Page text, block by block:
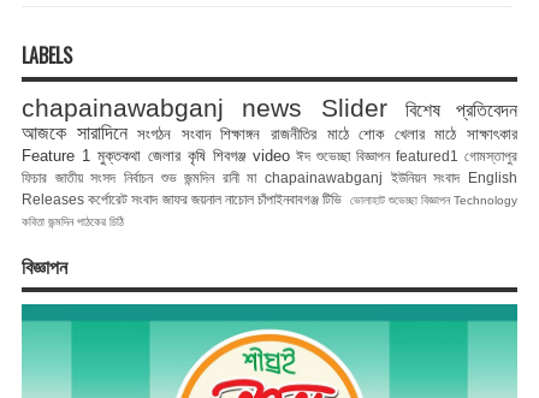
LABELS
chapainawabganj news Slider
বিশেষ প্রতিবেদন
আজকে সারাদিনে সংগঠন সংবাদ শিক্ষাঙ্গন রাজনীতির মাঠে শোক খেলার মাঠে
সাক্ষাৎকার
Feature 1 মুক্তকথা জেলার কৃষি শিবগঞ্জ video ঈদ শুভেচ্ছা বিজ্ঞাপন featured1
গোমস্তাপুর
ফিচার জাতীয় সংসদ নির্বাচন শুভ জন্মদিন রানী মা chapainawabganj ইউনিয়ন সংবাদ English
Releases কর্পোরেট সংবাদ জাফর জয়নাল নাচোল চাঁপাইনবাবগঞ্জ টিভি ভোলাহাট শুভেচ্ছা বিজ্ঞাপন Technology
কবিতা জন্মদিন পাঠকের চিঠি
বিজ্ঞাপন